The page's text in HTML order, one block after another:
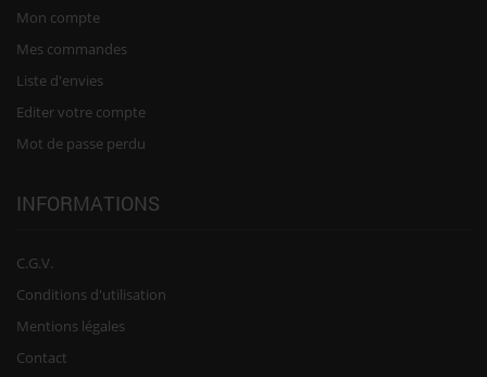
Mon compte
Mes commandes
Liste d'envies
Editer votre compte
Mot de passe perdu
INFORMATIONS
C.G.V.
Conditions d'utilisation
Mentions légales
Contact